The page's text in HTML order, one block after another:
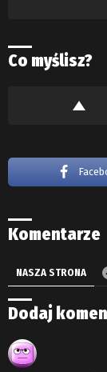
Co myślisz?
Komentarze
NASZA STRONA
Dodaj